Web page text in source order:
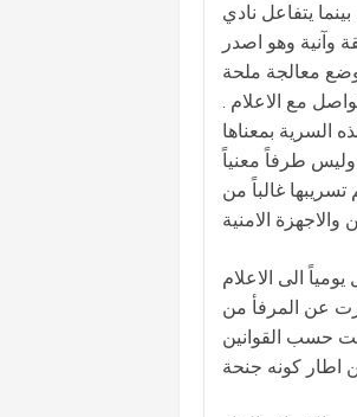
يتفاعل نادي
وآنية وهو اصدر
معالجة ملحة
مع الاعلام .
السرية بمعناها
وليس طرفاً معنياً
غالباً من
الى الاعلام
عن المرفأ من
حسب القوانين